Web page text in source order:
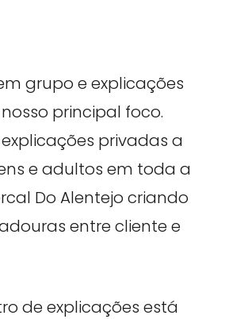
grupo e explicações
principal foco.
privadas a
e adultos em toda a
Do Alentejo criando
entre cliente e
de explicações está